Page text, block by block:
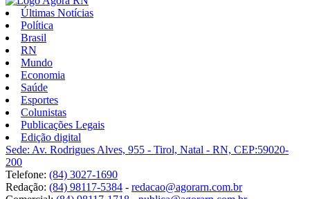
Últimas Notícias
Política
Brasil
RN
Mundo
Economia
Saúde
Esportes
Colunistas
Publicações Legais
Edição digital
Sede: Av. Rodrigues Alves, 955 - Tirol, Natal - RN, CEP:59020-
200
Telefone: (84) 3027-1690
Redação: (84) 98117-5384 - redacao@agorarn.com.br